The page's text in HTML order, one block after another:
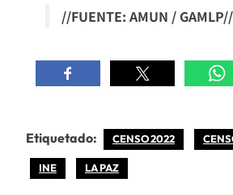
//FUENTE: AMUN / GAMLP//
Etiquetado: CENSO 2022
INE LA PAZ